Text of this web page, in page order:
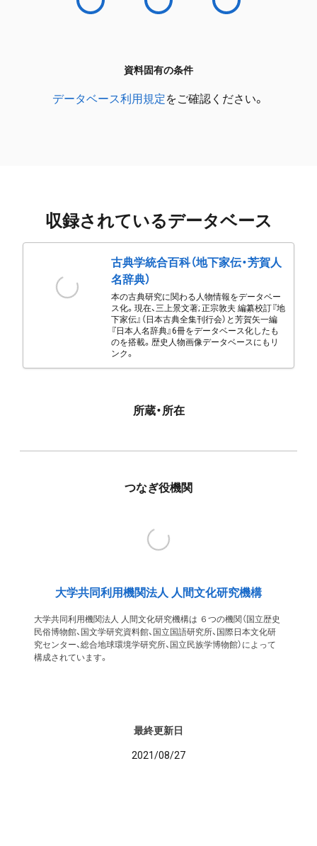
資料固有の条件
データベース利用規定をご確認ください。
収録されているデータベース
古典学統合百科（地下家伝・芳賀人
名辞典）
本の古典研究に関わる人物情報をデータベー
ス化。現在、三上景文著; 正宗敦夫 編纂校訂『地
下家伝』（日本古典全集刊行会）と芳賀矢一編
『日本人名辞典』6冊をデータベース化したも
のを搭載。歴史人物画像データベースにもリ
ンク。
所蔵・所在
つなぎ役機関
大学共同利用機関法人 人間文化研究機構
大学共同利用機関法人 人間文化研究機構は ６つの機関（国立歴史
民俗博物館、国文学研究資料館、国立国語研究所、国際日本文化研
究センター、総合地球環境学研究所、国立民族学博物館）によって
構成されています。
最終更新日
2021/08/27